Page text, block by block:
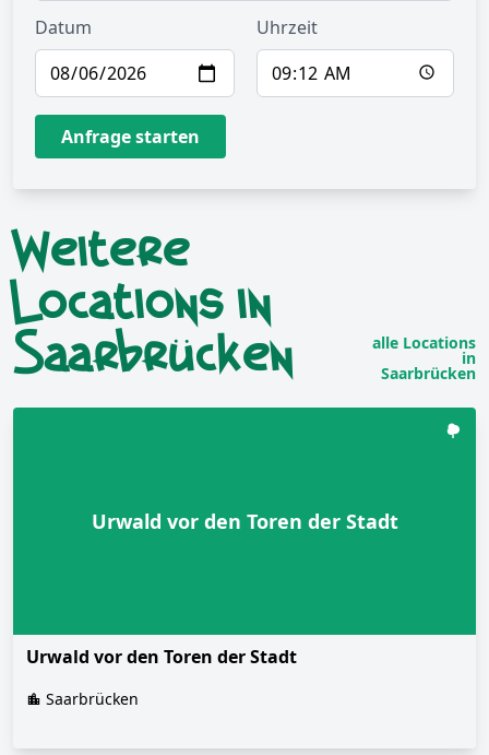
Datum Uhrzeit
Anfrage starten
Weitere
Locations in
Saarbrücken
alle Locations
in
Saarbrücken
Urwald vor den Toren der Stadt
Urwald vor den Toren der Stadt
Saarbrücken